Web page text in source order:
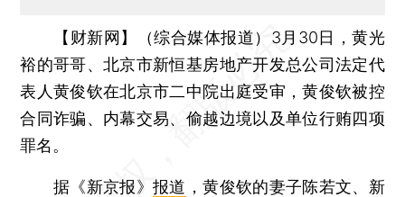
【财新网】（综合媒体报道） 3月30日，黄光
裕的哥哥、北京市新恒基房地产开发总公司法定代
表人黄俊钦在北京市二中院出庭受审，黄俊钦被控
合同诈骗、内幕交易、偷越边境以及单位行贿四项
罪名。
据《新京报》报道 ，黄俊钦的妻子陈若文、新